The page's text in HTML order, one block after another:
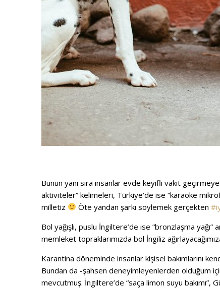
Bunun yanı sıra insanlar evde keyifli vakit
aktiviteler” kelimeleri, Türkiye’de ise “karaoke
milletiz
Öte yandan şarkı söylemek gerçekten
Bol yağışlı, puslu İngiltere’de ise “bronzlaşma
memleket topraklarımızda bol İngiliz
Karantina döneminde insanlar kişisel bakımlarını
Bundan da -şahsen deneyimleyenlerden olduğum
mevcutmuş. İngiltere’de “saça limon suyu bakımı”,